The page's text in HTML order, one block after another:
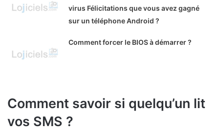
virus Félicitations que vous avez gagné
sur un téléphone Android ?
Comment forcer le BIOS à démarrer ?
Comment savoir si quelqu’un lit
vos SMS ?